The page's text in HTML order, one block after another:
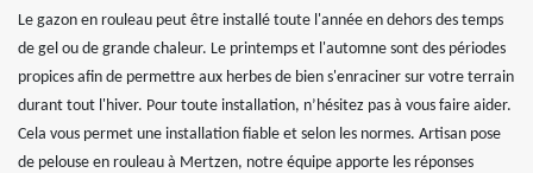
Le gazon en rouleau peut être installé toute l'année en dehors des temps
de gel ou de grande chaleur. Le printemps et l'automne sont des périodes
propices afin de permettre aux herbes de bien s'enraciner sur votre terrain
durant tout l'hiver. Pour toute installation, n’hésitez pas à vous faire aider.
Cela vous permet une installation fiable et selon les normes. Artisan pose
de pelouse en rouleau à Mertzen, notre équipe apporte les réponses